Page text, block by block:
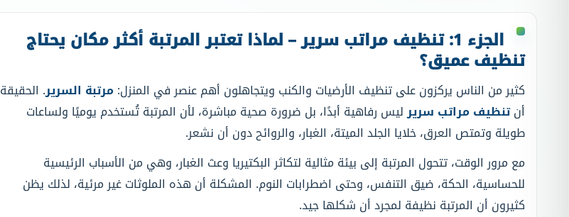
الجزء 1: تنظيف مراتب سرير – لماذا تعتبر المرتبة أكثر مكان يحتاج
تنظيف عميق؟
كثير من الناس يركزون على تنظيف الأرضيات والكنب ويتجاهلون أهم عنصر في المنزل:مرتبة السرير. الحقيقة
أنتنظيف مراتب سريرليس رفاهية أبدًا، بل ضرورة صحية مباشرة، لأن المرتبة تُستخدم يوميًا ولساعات
طويلة وتمتص العرق، خلايا الجلد الميتة، الغبار، والروائح دون أن نشعر.
مع مرور الوقت، تتحول المرتبة إلى بيئة مثالية لتكاثر البكتيريا وعث الغبار، وهي من الأسباب الرئيسية
للحساسية، الحكة، ضيق التنفس، وحتى اضطرابات النوم. المشكلة أن هذه الملوثات غير مرئية، لذلك يظن
كثيرون أن المرتبة نظيفة لمجرد أن شكلها جيد.